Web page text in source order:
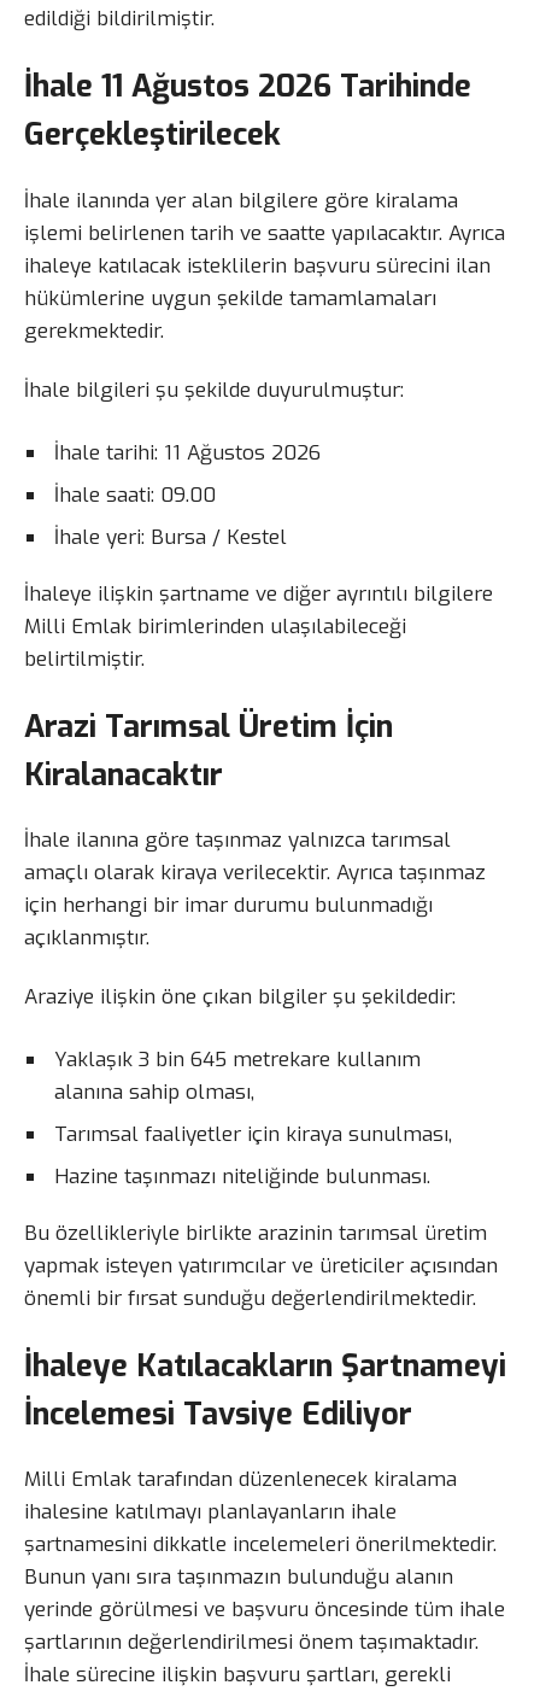
edildiği bildirilmiştir.
İhale 11 Ağustos 2026 Tarihinde
Gerçekleştirilecek
İhale ilanında yer alan bilgilere göre kiralama
işlemi belirlenen tarih ve saatte yapılacaktır. Ayrıca
ihaleye katılacak isteklilerin başvuru sürecini ilan
hükümlerine uygun şekilde tamamlamaları
gerekmektedir.
İhale bilgileri şu şekilde duyurulmuştur:
İhale tarihi: 11 Ağustos 2026
İhale saati: 09.00
İhale yeri: Bursa / Kestel
İhaleye ilişkin şartname ve diğer ayrıntılı bilgilere
Milli Emlak birimlerinden ulaşılabileceği
belirtilmiştir.
Arazi Tarımsal Üretim İçin
Kiralanacaktır
İhale ilanına göre taşınmaz yalnızca tarımsal
amaçlı olarak kiraya verilecektir. Ayrıca taşınmaz
için herhangi bir imar durumu bulunmadığı
açıklanmıştır.
Araziye ilişkin öne çıkan bilgiler şu şekildedir:
Yaklaşık 3 bin 645 metrekare kullanım
alanına sahip olması,
Tarımsal faaliyetler için kiraya sunulması,
Hazine taşınmazı niteliğinde bulunması.
Bu özellikleriyle birlikte arazinin tarımsal üretim
yapmak isteyen yatırımcılar ve üreticiler açısından
önemli bir fırsat sunduğu değerlendirilmektedir.
İhaleye Katılacakların Şartnameyi
İncelemesi Tavsiye Ediliyor
Milli Emlak tarafından düzenlenecek kiralama
ihalesine katılmayı planlayanların ihale
şartnamesini dikkatle incelemeleri önerilmektedir.
Bunun yanı sıra taşınmazın bulunduğu alanın
yerinde görülmesi ve başvuru öncesinde tüm ihale
şartlarının değerlendirilmesi önem taşımaktadır.
İhale sürecine ilişkin başvuru şartları, gerekli